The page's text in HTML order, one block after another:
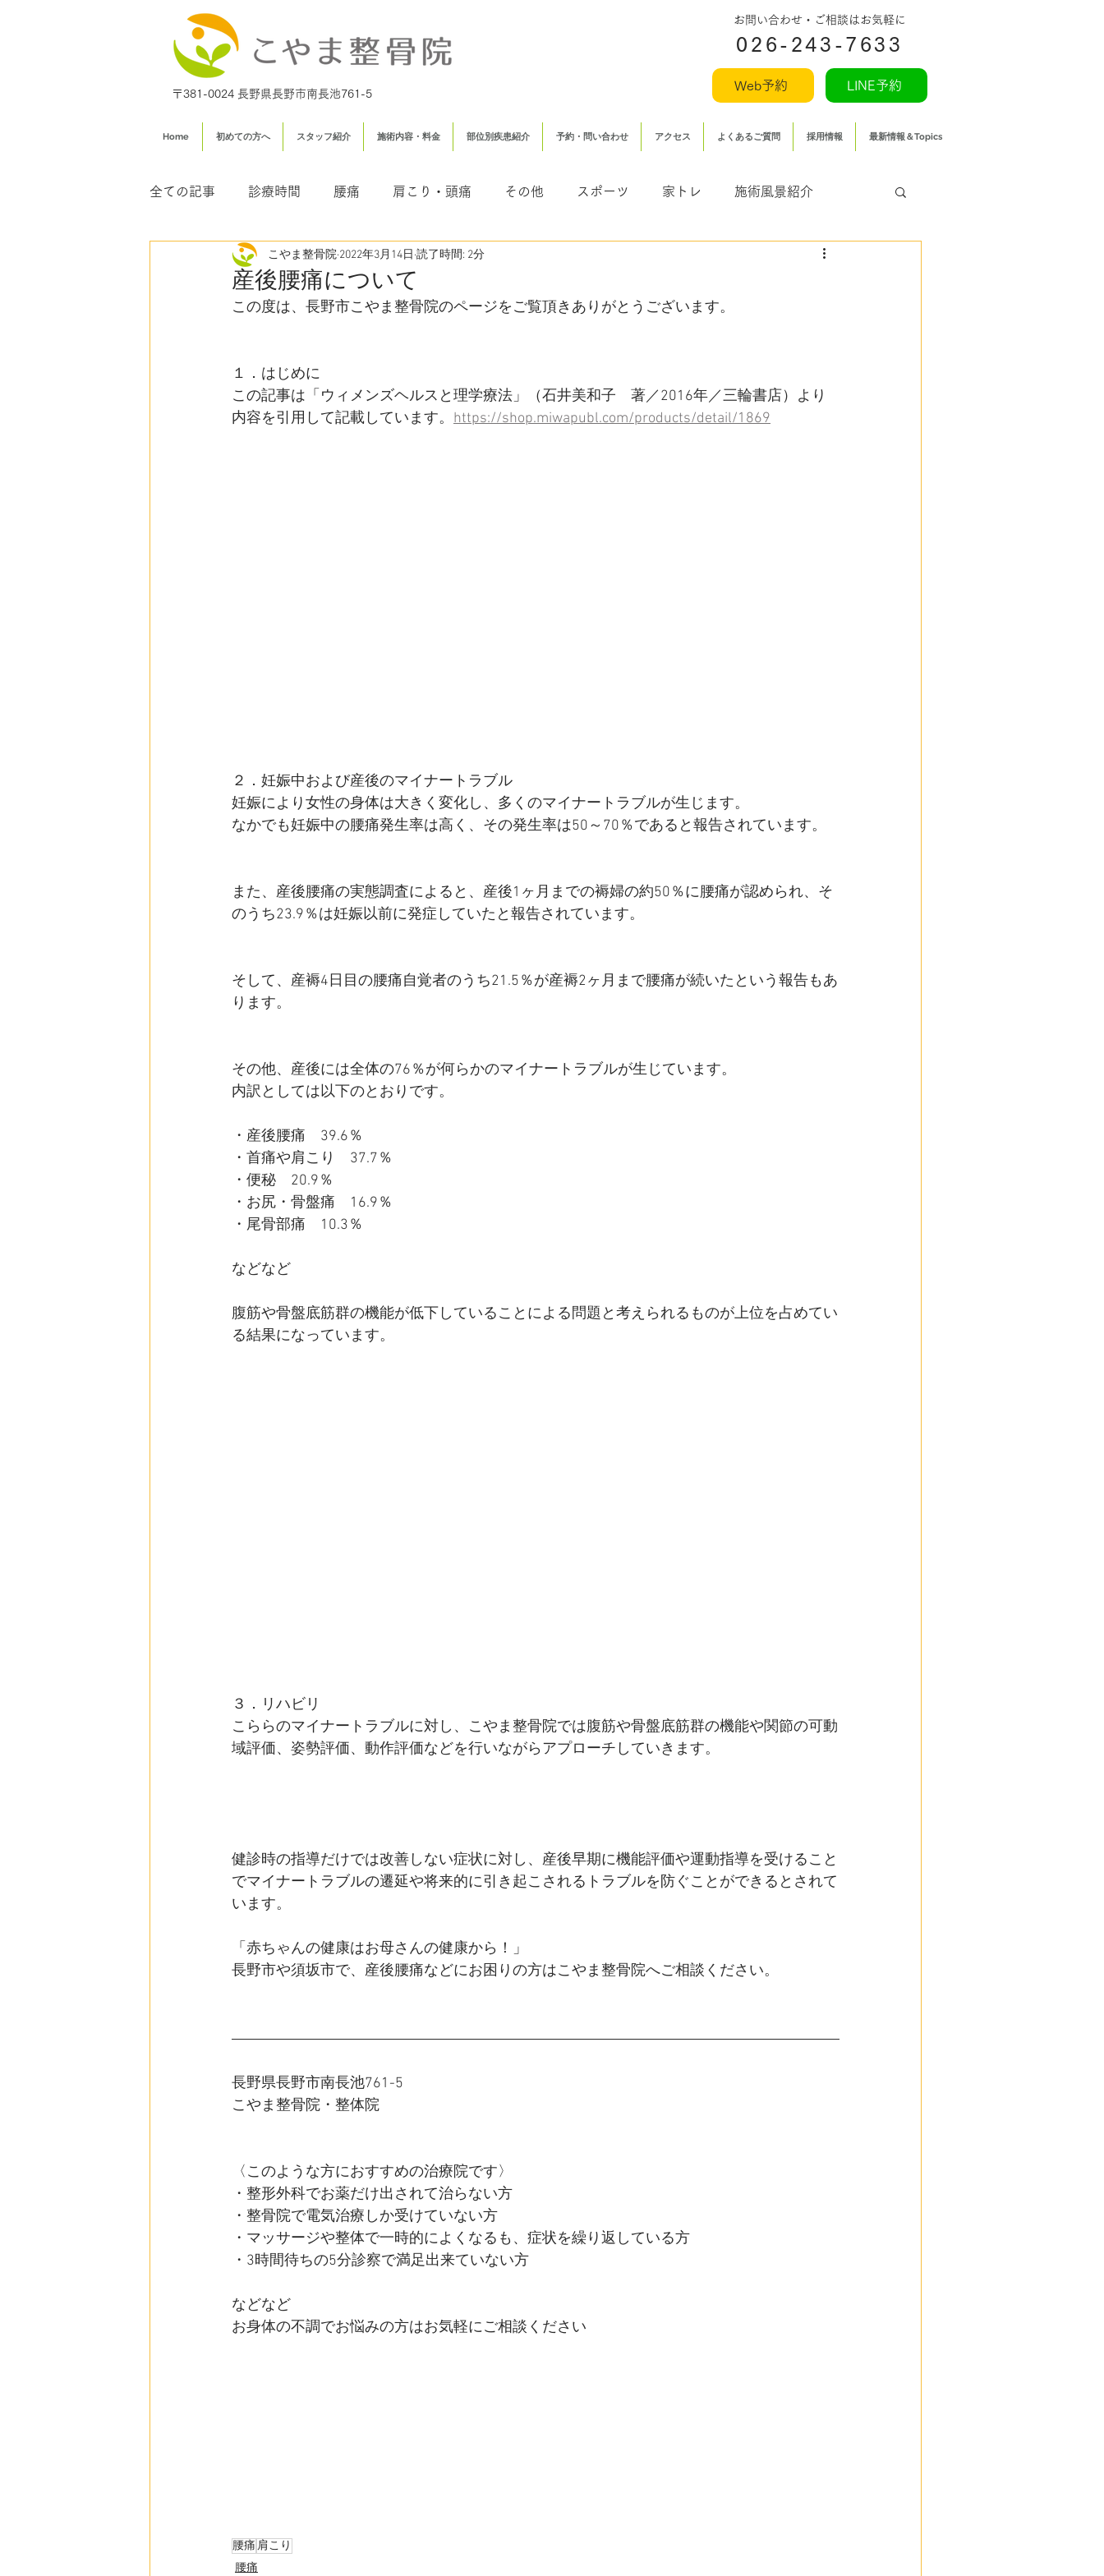
〒381-0024 長野県長野市南長池761-5
​お問い合わせ・ご相談はお気軽に
026-243-7633
Web予約 LINE予約
Home 初めての方へ スタッフ紹介 施術内容・料金 部位別疾患紹介 予約・問い合わせ アクセス よくあるご質問 採用情報 最新情報＆Topics
全ての記事 診療時間 腰痛 肩こり・頭痛 その他 スポーツ 家トレ 施術風景紹介
足専門外来 交通事故治療（むち打ち・頸椎捻挫）
産後腰痛について
こやま整骨院 2022年3月14日 読了時間: 2分
この度は、長野市こやま整骨院のページをご覧頂きありがとうございます。
１．はじめに
この記事は「ウィメンズヘルスと理学療法」（石井美和子　著／2016年／三輪書店）より
内容を引用して記載しています。 https://shop.miwapubl.com/products/detail/1869
２．妊娠中および産後のマイナートラブル
妊娠により女性の身体は大きく変化し、多くのマイナートラブルが生じます。
なかでも妊娠中の腰痛発生率は高く、その発生率は50～70％であると報告されています。
また、産後腰痛の実態調査によると、産後1ヶ月までの褥婦の約50％に腰痛が認められ、そ
のうち23.9％は妊娠以前に発症していたと報告されています。
そして、産褥4日目の腰痛自覚者のうち21.5％が産褥2ヶ月まで腰痛が続いたという報告もあ
ります。
その他、産後には全体の76％が何らかのマイナートラブルが生じています。
内訳としては以下のとおりです。
・産後腰痛　39.6％
・首痛や肩こり　37.7％
・便秘　20.9％
・お尻・骨盤痛　16.9％
・尾骨部痛　10.3％
などなど
腹筋や骨盤底筋群の機能が低下していることによる問題と考えられるものが上位を占めてい
る結果になっています。
３．リハビリ
こららのマイナートラブルに対し、こやま整骨院では腹筋や骨盤底筋群の機能や関節の可動
域評価、姿勢評価、動作評価などを行いながらアプローチしていきます。
健診時の指導だけでは改善しない症状に対し、産後早期に機能評価や運動指導を受けること
でマイナートラブルの遷延や将来的に引き起こされるトラブルを防ぐことができるとされて
います。
「赤ちゃんの健康はお母さんの健康から！」
長野市や須坂市で、産後腰痛などにお困りの方はこやま整骨院へご相談ください。
長野県長野市南長池761-5
こやま整骨院・整体院
〈このような方におすすめの治療院です〉
・整形外科でお薬だけ出されて治らない方
・整骨院で電気治療しか受けていない方
・マッサージや整体で一時的によくなるも、症状を繰り返している方
・3時間待ちの5分診察で満足出来ていない方
などなど
お身体の不調でお悩みの方はお気軽にご相談ください
腰痛肩こり
腰痛